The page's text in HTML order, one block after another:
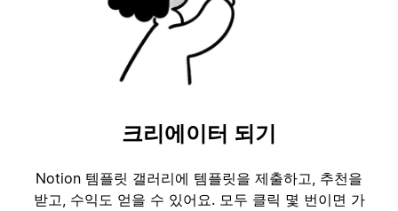
크리에이터 되기
Notion 템플릿 갤러리에 템플릿을 제출하고, 추천을
받고, 수익도 얻을 수 있어요. 모두 클릭 몇 번이면 가